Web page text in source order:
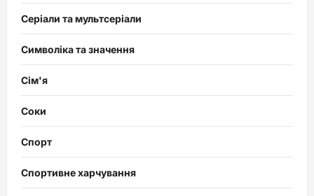
Серіали та мультсеріали
Символіка та значення
Сім'я
Соки
Спорт
Спортивне харчування